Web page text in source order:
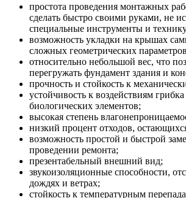
простота проведения монтажных
сделать быстро своими руками, не
специальные инструменты и
возможность укладки на крышах
сложных геометрических
относительно небольшой вес, что
перегружать фундамент здания и
прочность и стойкость к
устойчивость к воздействиям
биологических элементов;
высокая степень
низкий процент отходов,
возможность простой и быстрой
проведении ремонта;
презентабельный внешний вид;
звукоизоляционные способности,
дождях и ветрах;
стойкость к температурным